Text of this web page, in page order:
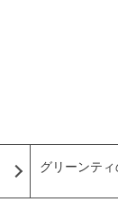
グリーンテ